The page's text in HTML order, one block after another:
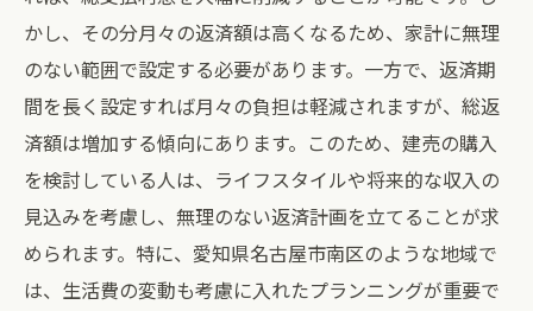
現地見学で得られるリアルな情報
周辺商業施設と交通アクセスの利便性
建売購入前に知っておくべき住宅ローンのポイ
ント
初めての住宅ローン契約で注意すべきこと
借入時の必要書類とその準備方法
融資担当者とのコミュニケーションのコツ
かし、その分月々の返済額は高くなるため、家計に無理
のない範囲で設定する必要があります。一方で、返済期
間を長く設定すれば月々の負担は軽減されますが、総返
済額は増加する傾向にあります。このため、建売の購入
を検討している人は、ライフスタイルや将来的な収入の
見込みを考慮し、無理のない返済計画を立てることが求
められます。特に、愛知県名古屋市南区のような地域で
は、生活費の変動も考慮に入れたプランニングが重要で